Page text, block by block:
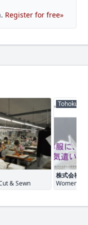
Register for free»
& Sewn
Tohoku
株式会社フ